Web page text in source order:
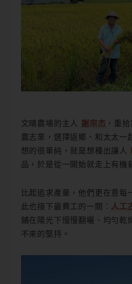
文晴農場的主人 謝宗杰 ，重
農志業，選擇返鄉、和太太一
想的很單純，就是想種出讓人
品，於是從一開始就走上有機
比起追求產量，他們更在意每
此也接下最費工的一關： 人工
鋪在陽光下慢慢翻曬、均勻乾
不來的堅持。